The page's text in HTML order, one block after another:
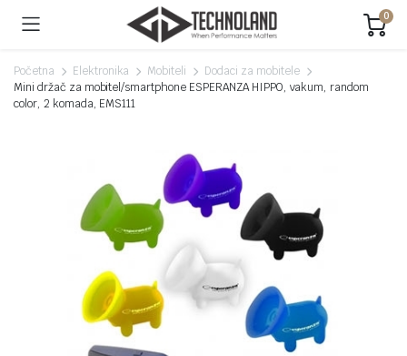
0
Početna Elektronika Mobiteli
Dodaci za mobitele
Mini držač za mobitel/smartphone ESPERANZA HIPPO, vakum, random
color, 2 komada, EMS111